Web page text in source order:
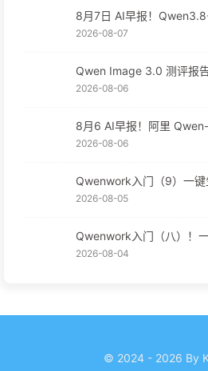
8月7日 AI早报！
2026-08-07
Qwen Image 3.0 测评报
2026-08-06
8月6 AI早报！阿里
2026-08-06
Qwenwork入门（9）一键
2026-08-05
Qwenwork入门（八）！
2026-08-04
© 2024 - 2026 By